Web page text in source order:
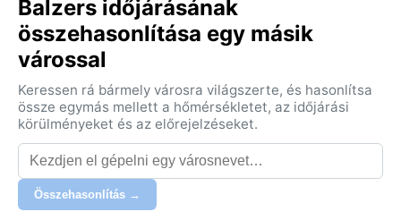
hangulatot a borászat és a túrázás határozza meg.
Éghajlata a nedves kontinentális (Dfb) osztályba
tartozik, így a nyarak kellemesen melegek, a telek
augusztusban 20-25 Celsius-fok a jellemző, ám a
csapadék ekkor is gyakori, akárcsak az év többi
részében – évente mintegy 900-1000 milliméter
hullik. Télen a hőmérséklet gyakran fagypont alá
süllyed, a hóesés novembertől márciusig rendszeres,
a völgyekben pedig sűrű köd is kialakulhat. A
Balzers időjárásának
összehasonlítása egy másik
várossal
Keressen rá bármely városra világszerte, és hasonlítsa
össze egymás mellett a hőmérsékletet, az időjárási
körülményeket és az előrejelzéseket.
Összehasonlítás →